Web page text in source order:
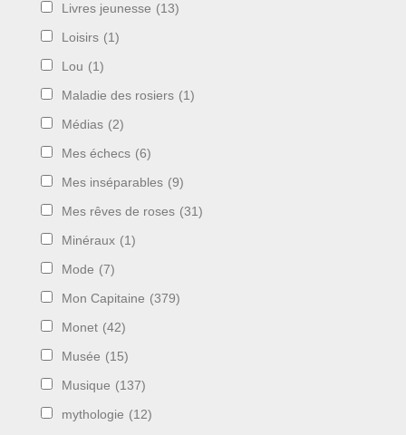
Livres jeunesse (13)
Loisirs (1)
Lou (1)
Maladie des rosiers (1)
Médias (2)
Mes échecs (6)
Mes inséparables (9)
Mes rêves de roses (31)
Minéraux (1)
Mode (7)
Mon Capitaine (379)
Monet (42)
Musée (15)
Musique (137)
mythologie (12)